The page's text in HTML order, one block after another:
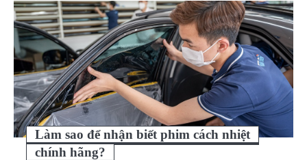
Làm sao để nhận biết phim cách nhiệt
chính hãng?